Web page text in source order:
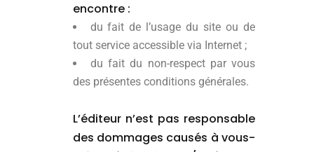
encontre :
du fait de l’usage du site ou de
tout service accessible via Internet ;
du fait du non-respect par vous
des présentes conditions générales.
L’éditeur n’est pas responsable
des dommages causés à vous-